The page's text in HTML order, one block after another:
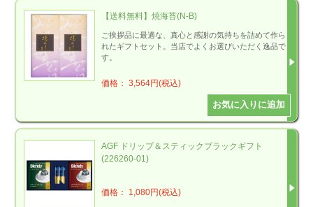
【送料無料】焼海苔(N-B)
ご挨拶品に最適な、真心と感謝の気持ちを詰めて作ら
れたギフトセット。当店でよくお選びいただく逸品で
す。
価格： 3,564円(税込)
AGF ドリップ＆スティックブラックギフト
(226260-01)
価格： 1,080円(税込)